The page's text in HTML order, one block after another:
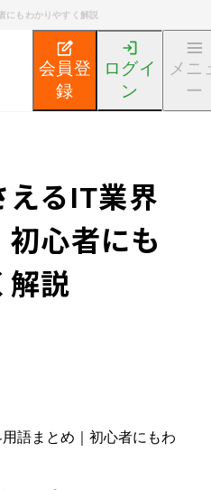
にもわかりやすく解説
会員登
録
ログイ
ン
メニ
ー
エンジニア就活ノウハウ記事
えるIT業界
心者にも
解説